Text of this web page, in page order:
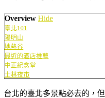
Overview Hide
臺北101
陽明山
地熱谷
最近的酒店推薦
中正紀念堂
士林夜市
台北的臺北多景點必去的，